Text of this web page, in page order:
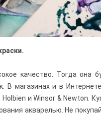
качество. Тогда она
В магазинах и в
и Winsor & Newton.
акварелью. Не